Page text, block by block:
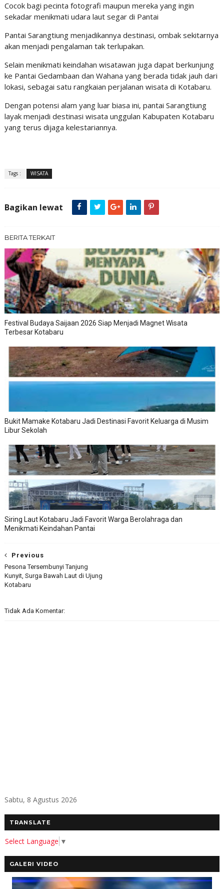
Cocok bagi pecinta fotografi maupun mereka yang ingin
sekadar menikmati udara laut segar di Pantai
Pantai Sarangtiung menjadikannya destinasi, ombak sekitarnya
akan menjadi pengalaman tak terlupakan.
Selain menikmati keindahan wisatawan juga dapat berkunjung
ke Pantai Gedambaan dan Wahana yang berada tidak jauh dari
lokasi, sebagai satu rangkaian perjalanan wisata di Kotabaru.
Dengan potensi alam yang luar biasa ini, pantai Sarangtiung
layak menjadi destinasi wisata unggulan Kabupaten Kotabaru
yang terus dijaga kelestariannya.
Tags : WISATA
Bagikan lewat
BERITA TERKAIT
Festival Budaya Saijaan 2026 Siap Menjadi Magnet Wisata
Terbesar Kotabaru
Bukit Mamake Kotabaru Jadi Destinasi Favorit Keluarga di Musim
Libur Sekolah
Siring Laut Kotabaru Jadi Favorit Warga Berolahraga dan
Menikmati Keindahan Pantai
Previous
Pesona Tersembunyi Tanjung
Kunyit, Surga Bawah Laut di Ujung
Kotabaru
Tidak Ada Komentar:
Sabtu, 8 Agustus 2026
TRANSLATE
Select Language ▼
GALERI VIDEO